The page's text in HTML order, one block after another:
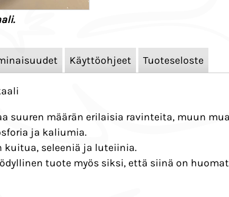
Käyttöohjeet Tuoteseloste
suuren määrän erilaisia ravinteita, muun
ja kaliumia.
kuitua, seleeniä ja luteiinia.
tuote myös siksi, että siinä on